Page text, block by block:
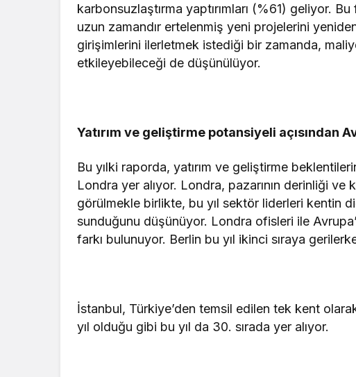
karbonsuzlaştırma yaptırımları (%61) geliyor.
uzun zamandır ertelenmiş yeni projelerini
girişimlerini ilerletmek istediği bir zamanda,
etkileyebileceği de düşünülüyor.
Yatırım ve geliştirme potansiyeli açısından
Bu yılki raporda, yatırım ve geliştirme
Londra yer alıyor. Londra, pazarının derinliği ve
görülmekle birlikte, bu yıl sektör liderleri kentin
sunduğunu düşünüyor. Londra ofisleri ile
farkı bulunuyor. Berlin bu yıl ikinci sıraya
İstanbul, Türkiye’den temsil edilen tek kent
yıl olduğu gibi bu yıl da 30. sırada yer alıyor.